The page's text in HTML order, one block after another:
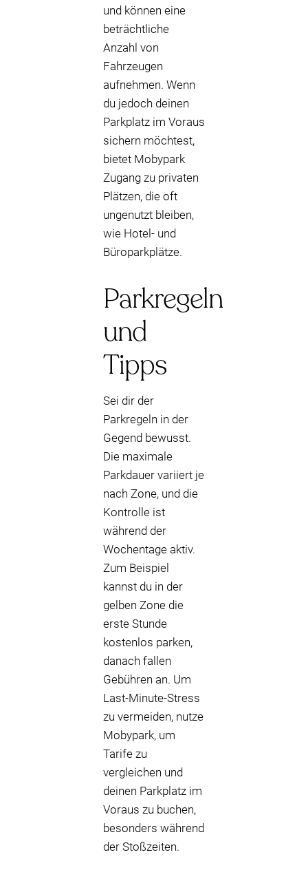
und können eine
beträchtliche
Anzahl von
Fahrzeugen
aufnehmen. Wenn
du jedoch deinen
Parkplatz im Voraus
sichern möchtest,
bietet Mobypark
Zugang zu privaten
Plätzen, die oft
ungenutzt bleiben,
wie Hotel- und
Büroparkplätze.
Parkregeln
und
Tipps
Sei dir der
Parkregeln in der
Gegend bewusst.
Die maximale
Parkdauer variiert je
nach Zone, und die
Kontrolle ist
während der
Wochentage aktiv.
Zum Beispiel
kannst du in der
gelben Zone die
erste Stunde
kostenlos parken,
danach fallen
Gebühren an. Um
Last-Minute-Stress
zu vermeiden, nutze
Mobypark, um
Tarife zu
vergleichen und
deinen Parkplatz im
Voraus zu buchen,
besonders während
der Stoßzeiten.